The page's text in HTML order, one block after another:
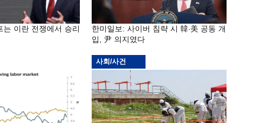
는 이란 전쟁에서 승리
한미일보: 사이버 침략 시 韓·美 공동 개
입, 尹 의지였다
사회/사건